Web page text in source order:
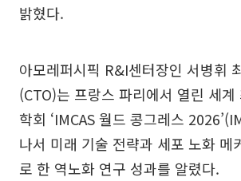
밝혔다.
아모레퍼시픽 R&I센터장인 서병휘
(CTO)는 프랑스 파리에서 열린 세계
학회 ‘IMCAS 월드 콩그레스
나서 미래 기술 전략과 세포 노화 메
로 한 역노화 연구 성과를 알렸다.